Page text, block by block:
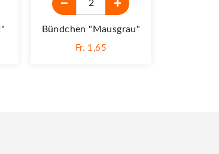
Bündchen "mausgrau"
Fr. 1,65